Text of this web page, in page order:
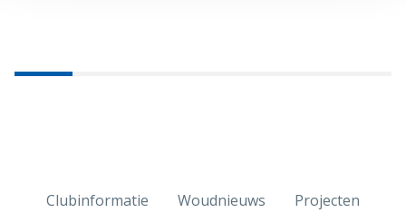
Clubinformatie Woudnieuws Projecten